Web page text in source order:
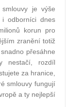
smlouvy je výše
i odborníci dnes
korun pro
zranění totiž
přesáhne
nestačí, rozdíl
za hranice,
smlouvy fungují
a ty nejlepší